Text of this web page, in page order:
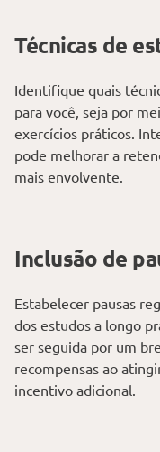
Técnicas de
Identifique quais
para você, seja por
exercícios práticos.
pode melhorar a
mais envolvente.
Inclusão de
Estabelecer pausas
dos estudos a longo
ser seguida por um
recompensas ao
incentivo adicional.